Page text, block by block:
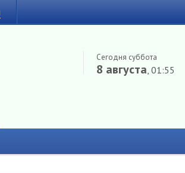
Сегодня суббота
8 августа, 01:55